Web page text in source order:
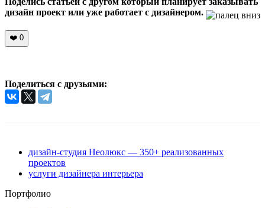
дизайн проект или уже работает с дизайнером.
❤️ 0
Поделиться с друзьями:
дизайн-студия Неолюкс — 350+ реализованных
проектов
услуги дизайнера интерьера
Портфолио